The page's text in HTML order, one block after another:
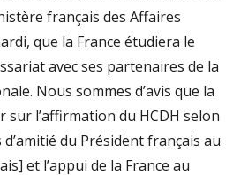
français des Affaires
que la France étudiera le
avec ses partenaires de la
Nous sommes d’avis que la
sur l’affirmation du HCDH selon
du Président français au
et l’appui de la France au